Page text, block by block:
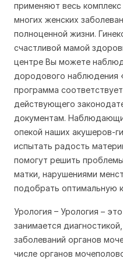
применяют весь
многих женских
полноценной жизни.
счастливой мамой
центре Вы можете
дородового наблюдения
программа
действующего
документам.
опекой наших акушеров-
испытать радость
помогут решить
матки, нарушениями
подобрать оптимальную
Урология – Урология –
занимается
заболеваний органов
числе органов